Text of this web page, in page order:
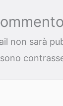
non sarà